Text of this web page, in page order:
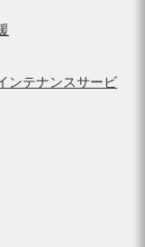
ンテナンスサービ